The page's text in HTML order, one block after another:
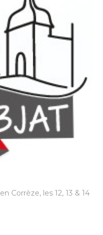
Corrèze, les 12, 13 & 14